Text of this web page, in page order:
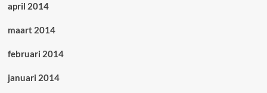
april 2014
maart 2014
februari 2014
januari 2014